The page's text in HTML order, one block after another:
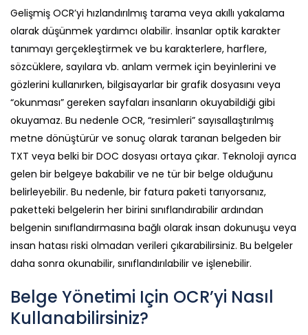
Gelişmiş OCR’yi hızlandırılmış tarama veya akıllı yakalama
olarak düşünmek yardımcı olabilir. İnsanlar optik karakter
tanımayı gerçekleştirmek ve bu karakterlere, harflere,
sözcüklere, sayılara vb. anlam vermek için beyinlerini ve
gözlerini kullanırken, bilgisayarlar bir grafik dosyasını veya
“okunması” gereken sayfaları insanların okuyabildiği gibi
okuyamaz. Bu nedenle OCR, “resimleri” sayısallaştırılmış
metne dönüştürür ve sonuç olarak taranan belgeden bir
TXT veya belki bir DOC dosyası ortaya çıkar. Teknoloji ayrıca
gelen bir belgeye bakabilir ve ne tür bir belge olduğunu
belirleyebilir. Bu nedenle, bir fatura paketi tarıyorsanız,
paketteki belgelerin her birini sınıflandırabilir ardından
belgenin sınıflandırmasına bağlı olarak insan dokunuşu veya
insan hatası riski olmadan verileri çıkarabilirsiniz. Bu belgeler
daha sonra okunabilir, sınıflandırılabilir ve işlenebilir.
Belge Yönetimi Için OCR’yi Nasıl
Kullanabilirsiniz?